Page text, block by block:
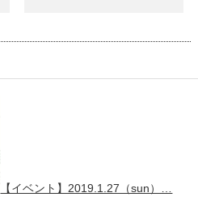
【イベント】2019.1.27（sun）…